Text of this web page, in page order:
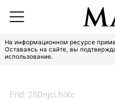
На информационном ресурсе
Оставаясь на сайте, вы
использование.
Erid: 2SDnjcLhiXc